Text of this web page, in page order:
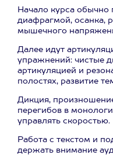
Начало курса
диафрагмой, осанка,
мышечного
Далее идут
упражнений: чистые
артикуляцией и
полостях, развитие
Дикция,
перегибов в
управлять скоростью.
Работа с текстом и
держать внимание